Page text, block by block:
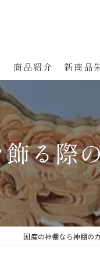
つ
商品紹介 新商品
る際
国産の神棚なら神棚の